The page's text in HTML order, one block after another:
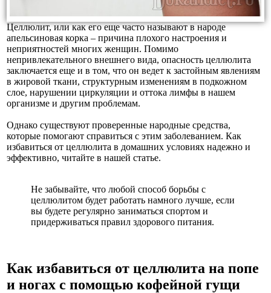
Целлюлит, или как его еще часто называют в народе
апельсиновая корка – причина плохого настроения и
неприятностей многих женщин. Помимо
непривлекательного внешнего вида, опасность целлюлита
заключается еще и в том, что он ведет к застойным явлениям
в жировой ткани, структурным изменениям в подкожном
слое, нарушении циркуляции и оттока лимфы в нашем
организме и другим проблемам.
Однако существуют проверенные народные средства,
которые помогают справиться с этим заболеванием. Как
избавиться от целлюлита в домашних условиях надежно и
эффективно, читайте в нашей статье.
Не забывайте, что любой способ борьбы с
целлюлитом будет работать намного лучше, если
вы будете регулярно заниматься спортом и
придерживаться правил здорового питания.
Как избавиться от целлюлита на попе
и ногах с помощью кофейной гущи